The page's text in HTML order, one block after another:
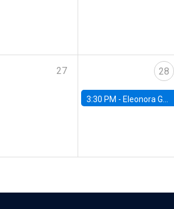
27 28
3:30 PM - Eleonora Guarnieri, Exeter University